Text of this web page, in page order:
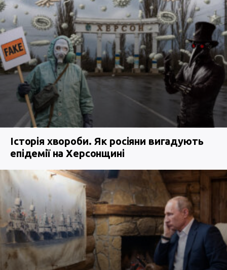
Історія хвороби. Як росіяни вигадують
епідемії на Херсонщині